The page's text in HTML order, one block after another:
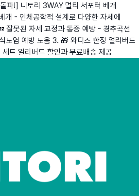
파!] 니토리 3WAY 멀티 서포터 베개
- 인체공학적 설계로 다양한 자세에
잘못된 자세 교정과 통증 예방 - 경추곡선
도염 예방 도움 3. 🎁 와디즈 한정 얼리버드
트 얼리버드 할인과 무료배송 제공